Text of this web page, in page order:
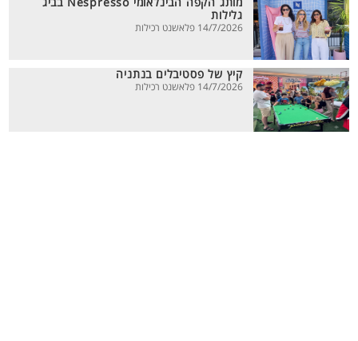
מותג הקפה הבינלאומי Nespresso בביג
גלילות
14/7/2026 פלאשנט רכילות
קיץ של פסטיבלים בנתניה
14/7/2026 פלאשנט רכילות